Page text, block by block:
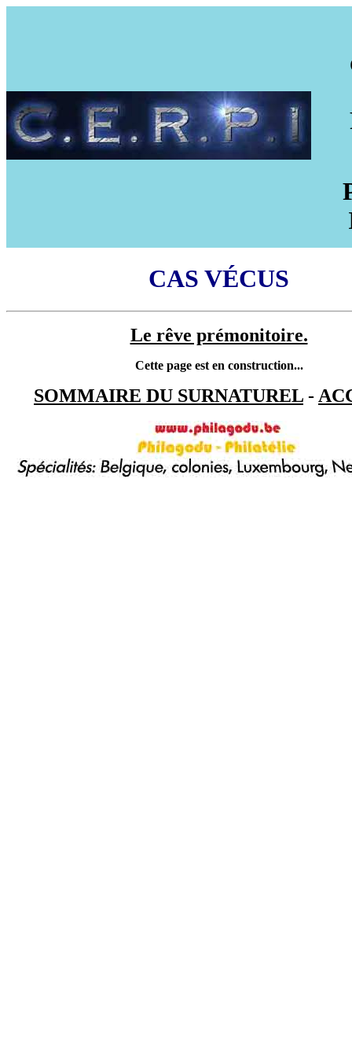
CAS VÉCUS
Le rêve prémonitoire.
Cette page est en construction...
SOMMAIRE DU SURNATUREL -